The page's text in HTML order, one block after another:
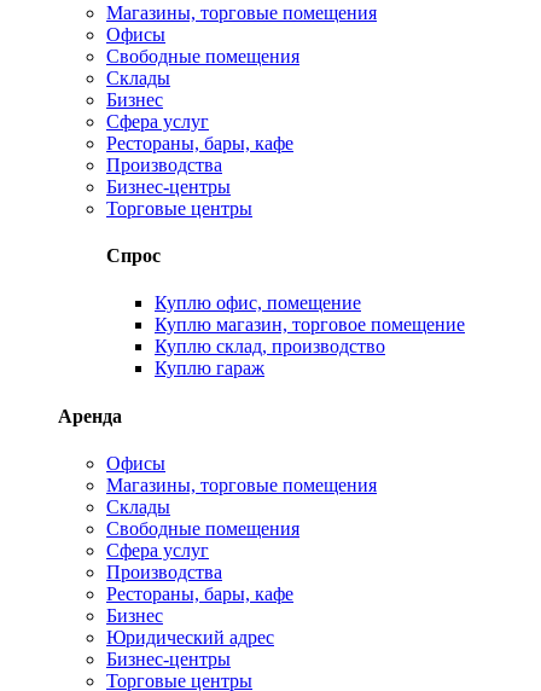
Магазины, торговые помещения
Офисы
Свободные помещения
Склады
Бизнес
Сфера услуг
Рестораны, бары, кафе
Производства
Бизнес-центры
Торговые центры
Спрос
Куплю офис, помещение
Куплю магазин, торговое помещение
Куплю склад, производство
Куплю гараж
Аренда
Офисы
Магазины, торговые помещения
Склады
Свободные помещения
Сфера услуг
Производства
Рестораны, бары, кафе
Бизнес
Юридический адрес
Бизнес-центры
Торговые центры